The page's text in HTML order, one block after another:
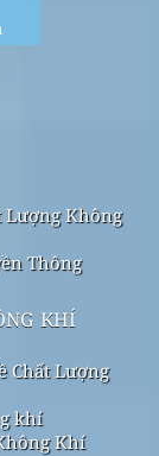
Lượng Không
Thông
khí
Chất Lượng
khí
Khí